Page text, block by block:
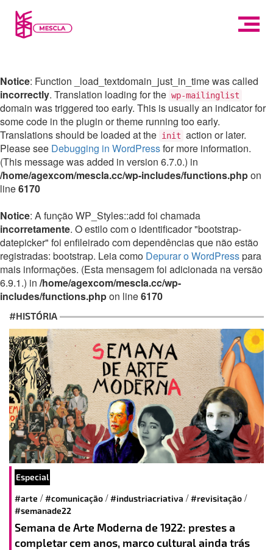
Notice: Function _load_textdomain_just_in_time was called
incorrectly. Translation loading for the wp-mailinglist
domain was triggered too early. This is usually an indicator for
some code in the plugin or theme running too early.
Translations should be loaded at the init action or later.
Please see Debugging in WordPressfor more information.
(This message was added in version 6.7.0.) in
/home/agexcom/mescla.cc/wp-includes/functions.phpon
line6170
Notice: A função WP_Styles::add foi chamada
incorretamente. O estilo com o identificador "bootstrap-
datepicker" foi enfileirado com dependências que não estão
registradas: bootstrap. Leia como Depurar o WordPresspara
mais informações. (Esta mensagem foi adicionada na versão
6.9.1.) in /home/agexcom/mescla.cc/wp-
includes/functions.phpon line6170
#HISTÓRIA
Especial
#arte /#comunicação /#industriacriativa /#revisitação /
#semanade22
Semana de Arte Moderna de 1922: prestes a
completar cem anos, marco cultural ainda trás